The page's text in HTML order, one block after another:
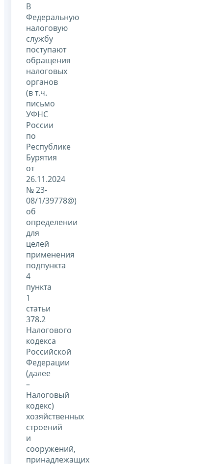
В
Федеральную
налоговую
службу
поступают
обращения
налоговых
органов
(в т.ч.
письмо
УФНС
России
по
Республике
Бурятия
от
26.11.2024
№ 23-
08/1/39778@)
об
определении
для
целей
применения
подпункта
4
пункта
1
статьи
378.2
Налогового
кодекса
Российской
Федерации
(далее
–
Налоговый
кодекс)
хозяйственных
строений
и
сооружений,
принадлежащих